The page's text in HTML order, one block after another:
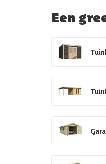
Een